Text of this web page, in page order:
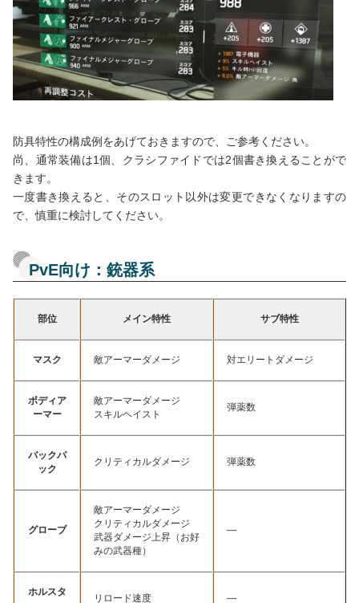
防具特性の構成例をあげておきますので、ご参考ください。
尚、通常装備は1個、クラシファイドでは2個書き換えることがで
きます。
一度書き換えると、そのスロット以外は変更できなくなりますの
で、慎重に検討してください。
PvE向け：銃器系
部位 メイン特性 サブ特性
マスク 敵アーマーダメージ 対エリートダメージ
ボディア
ーマー
敵アーマーダメージ
スキルヘイスト
弾薬数
バックパ
ック
クリティカルダメージ 弾薬数
グローブ
敵アーマーダメージ
クリティカルダメージ
武器ダメージ上昇（お好
みの武器種）
—
ホルスタ
リロード速度 —